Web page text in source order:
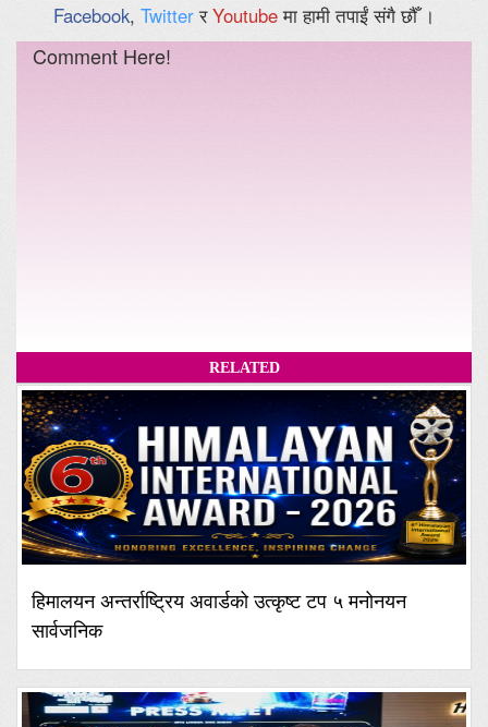
Facebook, TwitterरYoutubeमा हामी तपाईं संगै छौँ ।
Comment Here!
RELATED
हिमालयन अन्तर्राष्ट्रिय अवार्डको उत्कृष्ट टप ५ मनोनयन
सार्वजनिक